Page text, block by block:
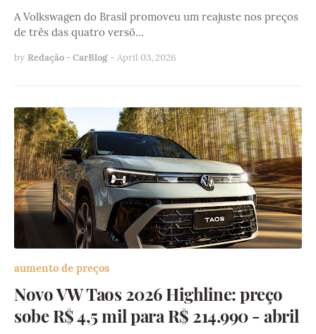
A Volkswagen do Brasil promoveu um reajuste nos preços
de três das quatro versõ…
by Redação - CarBlog - April 03, 2026
aumento de preços
Novo VW Taos 2026 Highline: preço
sobe R$ 4,5 mil para R$ 214.990 - abril